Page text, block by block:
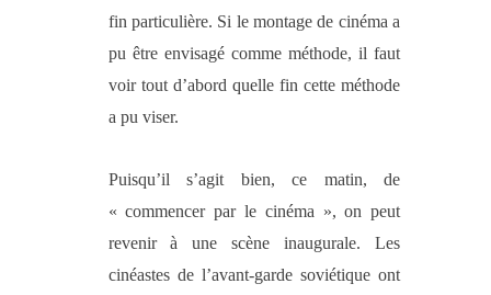
fin particulière. Si le montage de cinéma a
pu être envisagé comme méthode, il faut
voir tout d’abord quelle fin cette méthode
a pu viser.
Puisqu’il s’agit bien, ce matin, de
« commencer par le cinéma », on peut
revenir à une scène inaugurale. Les
cinéastes de l’avant-garde soviétique ont